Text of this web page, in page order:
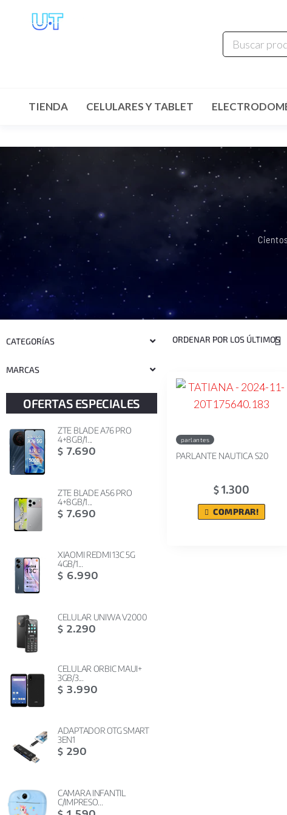
TIENDA CELULARES Y TABLET
CATEGORÍAS
MARCAS
OFERTAS ESPECIALES
ZTE BLADE A76 PRO
4+8GB/1...
$ 7.690
ZTE BLADE A56 PRO
4+8GB/1...
$ 7.690
XIAOMI REDMI 13C 5G
4GB/1...
$ 6.990
CELULAR UNIWA V2000
$ 2.290
CELULAR ORBIC MAUI+
3GB/3...
$ 3.990
ADAPTADOR OTG SMART
3EN1
$ 290
CAMARA INFANTIL
C/IMPRESO...
parlantes
PARLANTE NAUTICA S20
$ 1.300
COMPRAR!